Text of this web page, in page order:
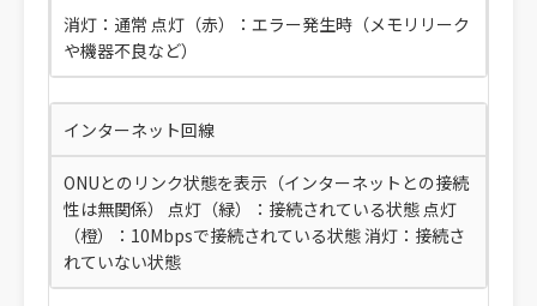
消灯：通常 点灯（赤）：エラー発生時（メモリリーク
や機器不良など）
インターネット回線
ONUとのリンク状態を表示（インターネットとの接続
性は無関係） 点灯（緑）：接続されている状態 点灯
（橙）：10Mbpsで接続されている状態 消灯：接続さ
れていない状態